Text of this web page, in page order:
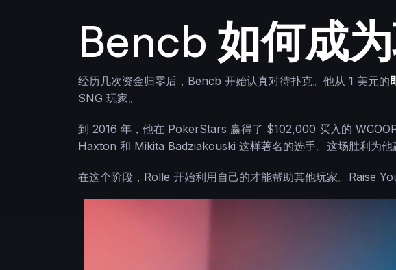
Bencb 如何成
经历几次资金归零后，Bencb 开始认真对待扑克。他从 1 美元的
SNG 玩家。
到 2016 年，他在 PokerStars 赢得了 $102,000 买入的
Haxton 和 Mikita Badziakouski 这样著名的选手。这场胜利为他
在这个阶段，Rolle 开始利用自己的才能帮助其他玩家。Raise